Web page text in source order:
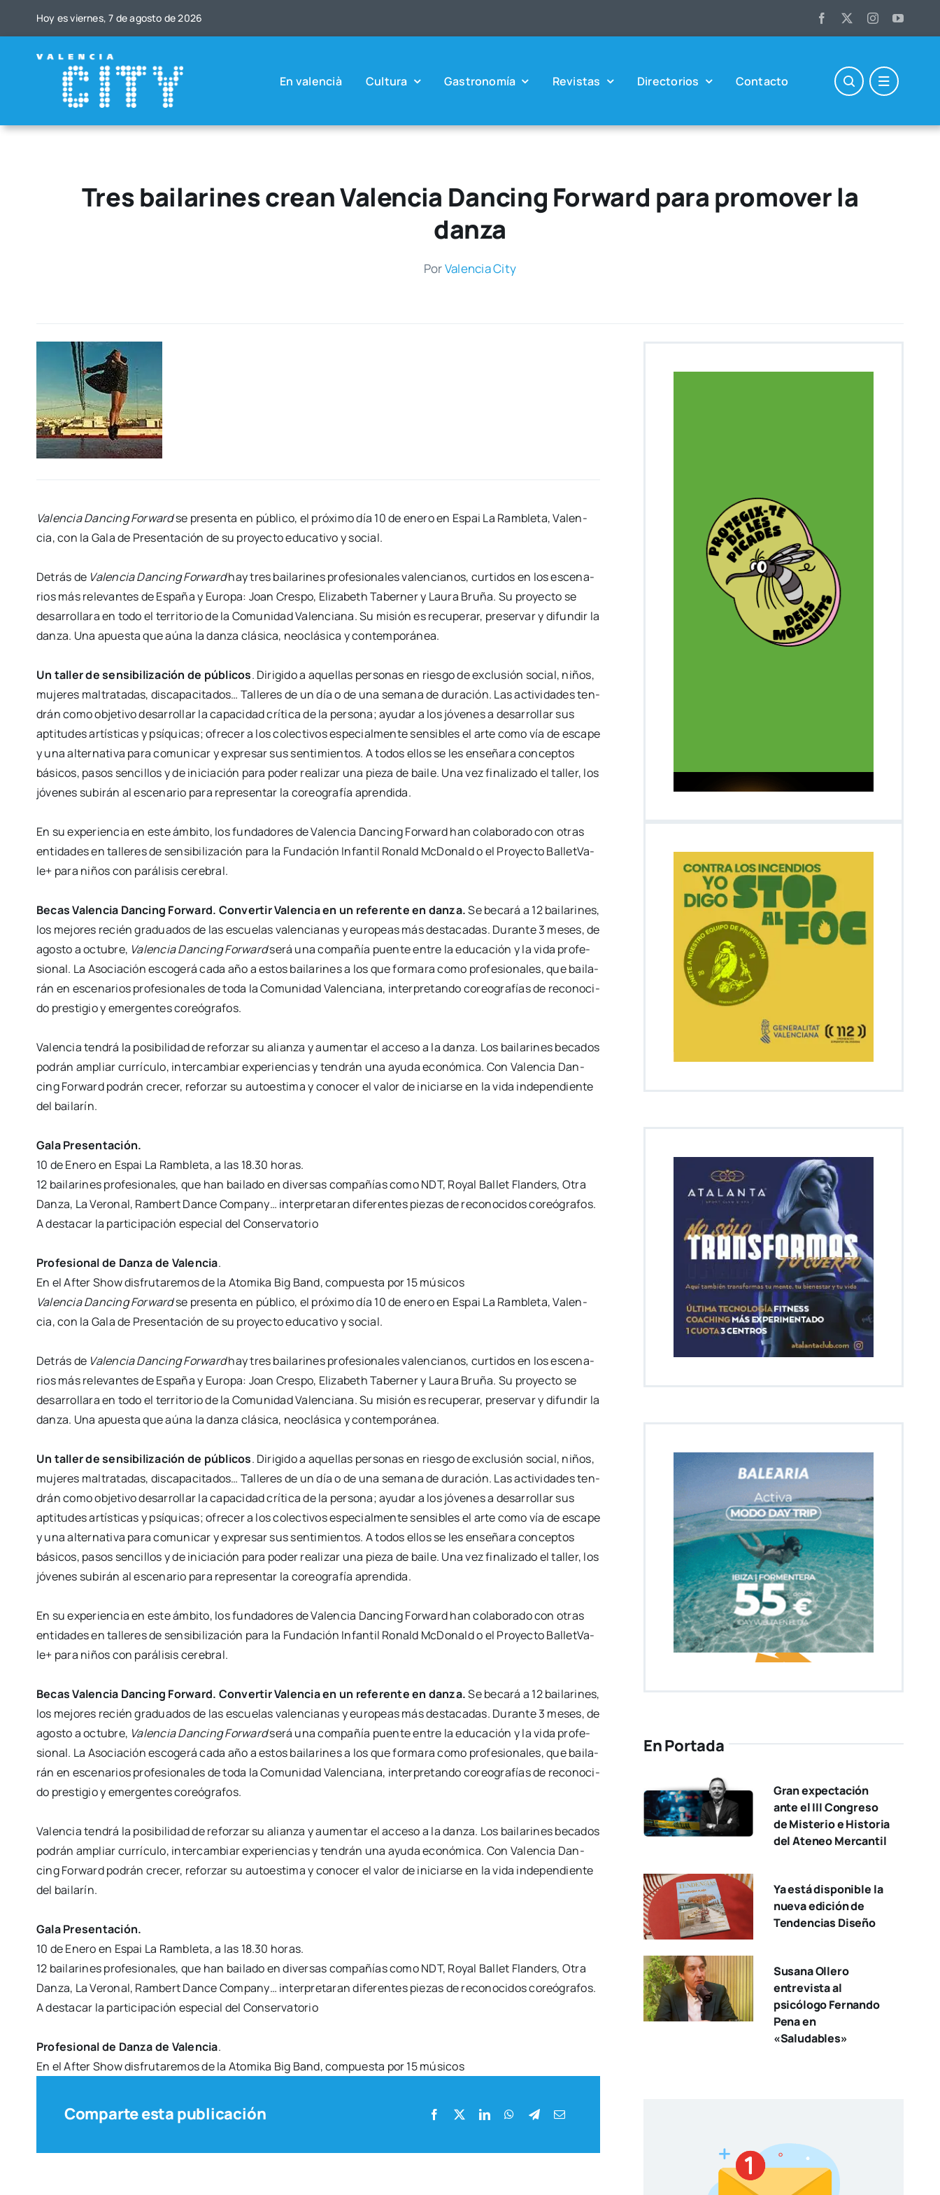
Hoy es vier­nes, 7 de agos­to de 2026
En valen­cià Cul­tu­ra Gas­tro­no­mía Revis­tas Direc­to­rios Con­tac­to
Tres bailarines crean Valencia Dancing Forward para promover la
danza
PorValen­cia City
Valen­cia Dan­cing For­wardse pre­sen­ta en públi­co, el pró­xi­mo día 10 de enero en Espai La Ram­ble­ta, Valen­
cia, con la Gala de Pre­sen­ta­ción de su pro­yec­to edu­ca­ti­vo y social.
Detrás de Valen­cia Dan­cing For­wardhay tres bai­la­ri­nes pro­fe­sio­na­les valen­cia­nos, cur­ti­dosen los esce­na­
rios más rele­van­tes de Espa­ña y Euro­pa: Joan Cres­po, Eli­za­beth Taber­ner y Lau­ra Bru­ña. Su pro­yec­to se
desa­rro­lla­ra en todo el terri­to­rio de la Comu­ni­dad Valen­cia­na.Su misión es recu­pe­rar, pre­ser­var y difun­dir la
dan­za. Una apues­ta que aúna la dan­za clá­si­ca, neo­clá­si­ca y con­tem­po­rá­nea.
Un taller de sen­si­bi­li­za­ción de públi­cos. Diri­gi­do a aque­llas per­so­nas en ries­go de exclu­sión social, niños,
muje­res mal­tra­ta­das, dis­ca­pa­ci­ta­dos… Talle­res de un día o de una sema­na dedura­ción. Las acti­vi­da­des ten­
drán como obje­ti­vo desa­rro­llar la capa­ci­dad crí­ti­ca de la per­so­na; ayu­dar a los jóve­nes a desa­rro­llar sus
apti­tu­des artís­ti­cas y psí­qui­cas; ofre­cer a loscolec­ti­vos espe­cial­men­te sen­si­bles el arte como vía de esca­pe
y una alter­na­ti­va paracomu­ni­car y expre­sar sus sen­ti­mien­tos. A todos ellos se les ense­ña­ra con­cep­tos
bási­cos, pasos sen­ci­llos y de ini­cia­ción para poder rea­li­zar una pie­za de bai­le. Una vez fina­li­za­do eltaller, los
jóve­nes subirán al esce­na­rio para repre­sen­tar la coreo­gra­fía apren­di­da.
En su expe­rien­cia en este ámbi­to, los fun­da­do­res de Valen­cia Dan­cing For­ward han cola­bo­ra­docon otras
enti­da­des en talle­res de sen­si­bi­li­za­ción para la Fun­da­ción Infan­til Ronald McDo­nald oel Pro­yec­to Ballet­Va­
le+ para niños con pará­li­sis cere­bral.
Becas Valen­cia Dan­cing For­ward. Con­ver­tir Valen­cia en un refe­ren­te en dan­za.Se beca­rá a 12 bai­la­ri­nes,
los mejo­res recién gra­dua­dos de las escue­las valen­cia­nas yeuro­peas más des­ta­ca­das. Duran­te 3 meses, de
agos­to a octu­bre, Valen­cia Dan­cingFor­wardserá una com­pa­ñía puen­te entre la edu­ca­ción y la vida pro­fe­
sio­nal. La Aso­cia­ciónesco­ge­rá cada año a estos bai­la­ri­nes a los que for­ma­ra como pro­fe­sio­na­les, que bai­la­
rán en esce­na­rios pro­fe­sio­na­les de toda la Comu­ni­dad Valen­cia­na, inter­pre­tan­do coreo­gra­fías de reco­no­ci­
do pres­ti­gio y emer­gen­tes coreó­gra­fos.
Valen­cia ten­drá la posi­bi­li­dad de refor­zar su alian­za y aumen­tar el acce­so a la dan­za. Los bai­la­ri­nes beca­dos
podrán ampliar currícu­lo, inter­cam­biar expe­rien­cias y ten­drán una ayu­daeco­nó­mi­ca. Con Valen­cia Dan­
cing For­ward podrán cre­cer, refor­zar su auto­es­ti­ma y cono­cerel valor de ini­ciar­se en la vida inde­pen­dien­te
del bai­la­rín.
Gala Pre­sen­ta­ción.
10 de Enero en Espai La Ram­ble­ta, a las 18.30 horas.
12 bai­la­ri­nes pro­fe­sio­na­les, que han bai­la­do en diver­sas com­pa­ñías como NDT, Royal Ballet Flan­ders, Otra
Dan­za, La Vero­nal, Ram­bert Dan­ce Com­pany… inter­pre­ta­ran dife­ren­tespie­zas de reco­no­ci­dos coreó­gra­fos.
A des­ta­car la par­ti­ci­pa­ción espe­cial del Con­ser­va­to­rio
Pro­fe­sio­nal de Dan­za de Valen­cia.
En el After Show dis­fru­ta­re­mos de la Ato­mi­ka Big Band, com­pues­ta por 15 músi­cos
Valen­cia Dan­cing For­wardse pre­sen­ta en públi­co, el pró­xi­mo día 10 de enero en Espai La Ram­ble­ta, Valen­
cia, con la Gala de Pre­sen­ta­ción de su pro­yec­to edu­ca­ti­vo y social.
Detrás de Valen­cia Dan­cing For­wardhay tres bai­la­ri­nes pro­fe­sio­na­les valen­cia­nos, cur­ti­dosen los esce­na­
rios más rele­van­tes de Espa­ña y Euro­pa: Joan Cres­po, Eli­za­beth Taber­ner y Lau­ra Bru­ña. Su pro­yec­to se
desa­rro­lla­ra en todo el terri­to­rio de la Comu­ni­dad Valen­cia­na.Su misión es recu­pe­rar, pre­ser­var y difun­dir la
dan­za. Una apues­ta que aúna la dan­za clá­si­ca, neo­clá­si­ca y con­tem­po­rá­nea.
Un taller de sen­si­bi­li­za­ción de públi­cos. Diri­gi­do a aque­llas per­so­nas en ries­go de exclu­sión social, niños,
muje­res mal­tra­ta­das, dis­ca­pa­ci­ta­dos… Talle­res de un día o de una sema­na dedura­ción. Las acti­vi­da­des ten­
drán como obje­ti­vo desa­rro­llar la capa­ci­dad crí­ti­ca de la per­so­na; ayu­dar a los jóve­nes a desa­rro­llar sus
apti­tu­des artís­ti­cas y psí­qui­cas; ofre­cer a loscolec­ti­vos espe­cial­men­te sen­si­bles el arte como vía de esca­pe
y una alter­na­ti­va paracomu­ni­car y expre­sar sus sen­ti­mien­tos. A todos ellos se les ense­ña­ra con­cep­tos
bási­cos, pasos sen­ci­llos y de ini­cia­ción para poder rea­li­zar una pie­za de bai­le. Una vez fina­li­za­do eltaller, los
jóve­nes subirán al esce­na­rio para repre­sen­tar la coreo­gra­fía apren­di­da.
En su expe­rien­cia en este ámbi­to, los fun­da­do­res de Valen­cia Dan­cing For­ward han cola­bo­ra­docon otras
enti­da­des en talle­res de sen­si­bi­li­za­ción para la Fun­da­ción Infan­til Ronald McDo­nald oel Pro­yec­to Ballet­Va­
le+ para niños con pará­li­sis cere­bral.
Becas Valen­cia Dan­cing For­ward. Con­ver­tir Valen­cia en un refe­ren­te en dan­za.Se beca­rá a 12 bai­la­ri­nes,
los mejo­res recién gra­dua­dos de las escue­las valen­cia­nas yeuro­peas más des­ta­ca­das. Duran­te 3 meses, de
agos­to a octu­bre, Valen­cia Dan­cingFor­wardserá una com­pa­ñía puen­te entre la edu­ca­ción y la vida pro­fe­
sio­nal. La Aso­cia­ciónesco­ge­rá cada año a estos bai­la­ri­nes a los que for­ma­ra como pro­fe­sio­na­les, que bai­la­
rán en esce­na­rios pro­fe­sio­na­les de toda la Comu­ni­dad Valen­cia­na, inter­pre­tan­do coreo­gra­fías de reco­no­ci­
do pres­ti­gio y emer­gen­tes coreó­gra­fos.
Valen­cia ten­drá la posi­bi­li­dad de refor­zar su alian­za y aumen­tar el acce­so a la dan­za. Los bai­la­ri­nes beca­dos
podrán ampliar currícu­lo, inter­cam­biar expe­rien­cias y ten­drán una ayu­daeco­nó­mi­ca. Con Valen­cia Dan­
cing For­ward podrán cre­cer, refor­zar su auto­es­ti­ma y cono­cerel valor de ini­ciar­se en la vida inde­pen­dien­te
del bai­la­rín.
Gala Pre­sen­ta­ción.
10 de Enero en Espai La Ram­ble­ta, a las 18.30 horas.
12 bai­la­ri­nes pro­fe­sio­na­les, que han bai­la­do en diver­sas com­pa­ñías como NDT, Royal Ballet Flan­ders, Otra
Dan­za, La Vero­nal, Ram­bert Dan­ce Com­pany… inter­pre­ta­ran dife­ren­tespie­zas de reco­no­ci­dos coreó­gra­fos.
A des­ta­car la par­ti­ci­pa­ción espe­cial del Con­ser­va­to­rio
Pro­fe­sio­nal de Dan­za de Valen­cia.
En el After Show dis­fru­ta­re­mos de la Ato­mi­ka Big Band, com­pues­ta por 15 músi­cos
Comparte esta publicación
En Portada
Gran expectación
ante el III Congreso
de Misterio e Historia
del Ateneo Mercantil
Ya está disponible la
nueva edición de
Tendencias Diseño
Susana Ollero
entrevista al
psicólogo Fernando
Pena en
«Saludables»